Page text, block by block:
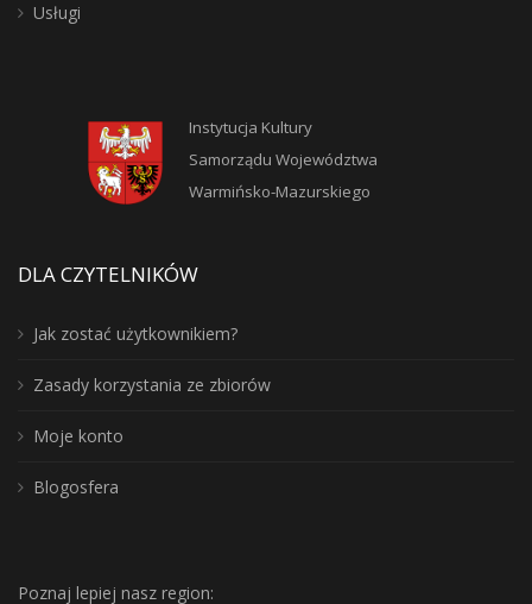
Usługi
Instytucja Kultury
Samorządu Województwa
Warmińsko-Mazurskiego
DLA CZYTELNIKÓW
Jak zostać użytkownikiem?
Zasady korzystania ze zbiorów
Moje konto
Blogosfera
Poznaj lepiej nasz region: